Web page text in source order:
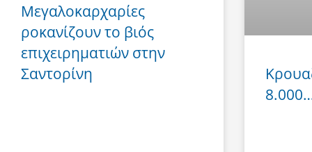
Μεγαλοκαρχαρίες
ροκανίζουν το βιός
επιχειρηματιών στην
Σαντορίνη